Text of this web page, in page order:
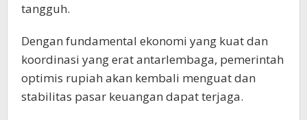
tangguh.
Dengan fundamental ekonomi yang kuat dan
koordinasi yang erat antarlembaga, pemerintah
optimis rupiah akan kembali menguat dan
stabilitas pasar keuangan dapat terjaga.